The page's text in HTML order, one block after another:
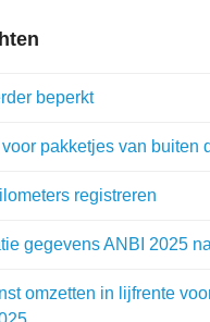
beperkt
pakketjes van buiten
registreren
gegevens ANBI 2025
omzetten in lijfrente